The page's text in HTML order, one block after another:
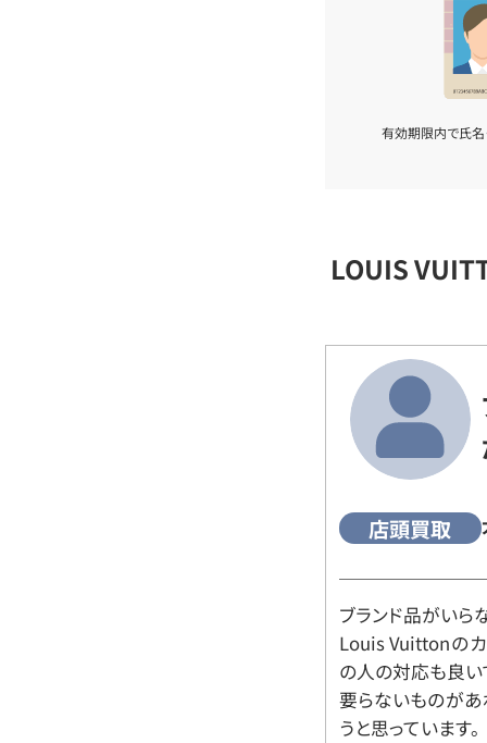
有効期限内で氏名
LOUIS
店頭買取
ブランド品がいら
Louis Vuittonの
の人の対応も良い
要らないものがあ
うと思っています。